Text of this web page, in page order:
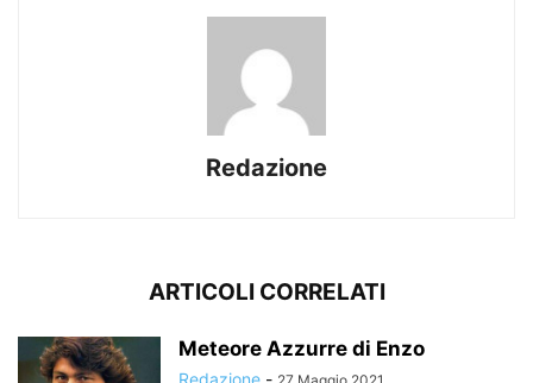
Redazione
ARTICOLI CORRELATI
Meteore Azzurre di Enzo